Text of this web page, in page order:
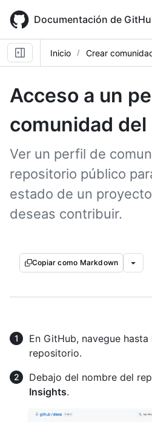
main
content
Documentación de
Inicio Crear
Acceso a un
comunidad
Ver un perfil de
repositorio público
estado de un
deseas contribuir.
Copiar como Markdown
En GitHub, navegue
repositorio.
Debajo del nombre del
Insights.